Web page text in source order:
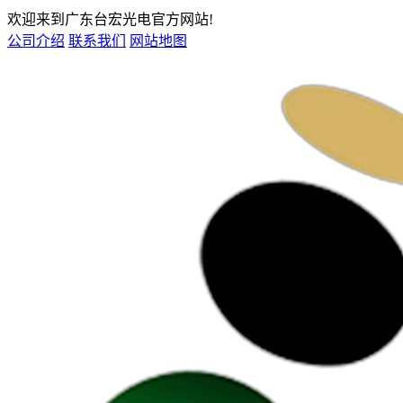
欢迎来到广东台宏光电官方网站!
公司介绍 联系我们 网站地图